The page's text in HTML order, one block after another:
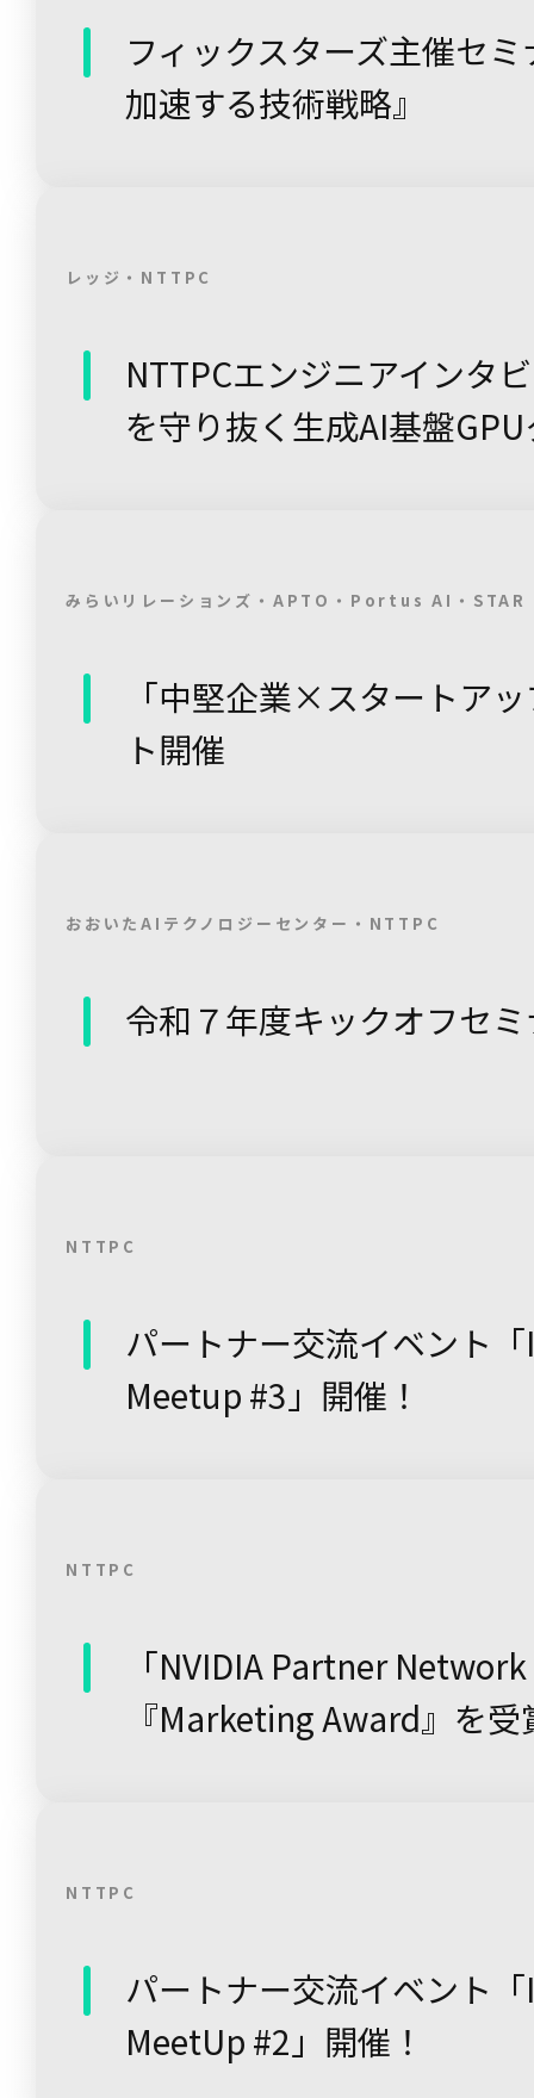
フィックスターズ主催セ
加速する技術戦略』
レッジ・NTTPC
NTTPCエンジニアインタ
を守り抜く生成AI基盤
みらいリレーションズ・APTO・Portus AI・
「中堅企業×スタートア
ト開催
おおいたAIテクノロジーセンター・NTTPC
令和７年度キックオフセ
NTTPC
パートナー交流イベント
Meetup #3」開催！
NTTPC
「NVIDIA Partner
『Marketing Award』を受
NTTPC
パートナー交流イベント
MeetUp #2」開催！